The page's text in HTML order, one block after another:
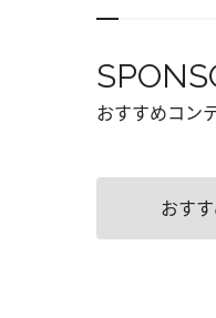
おすすめコン
おす